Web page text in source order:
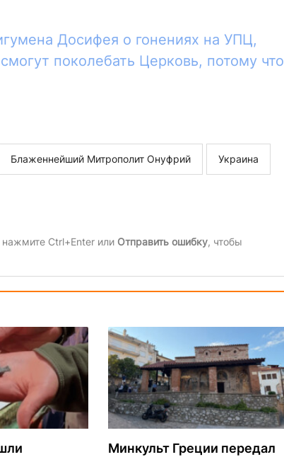
Досифея о гонениях на УПЦ,
поколебать Церковь, потому что
Блаженнейший Митрополит Онуфрий Украина
Ctrl+Enter или Отправить ошибку, чтобы
Минкульт Греции передал